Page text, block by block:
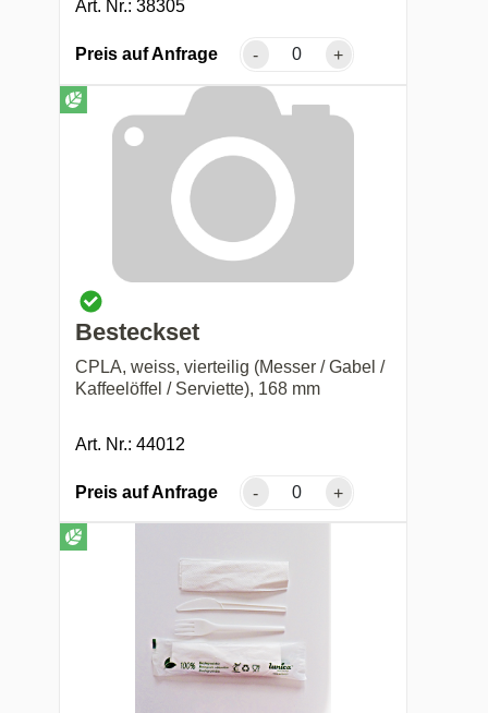
Art. Nr.: 38305
Preis auf Anfrage - +
Besteckset
CPLA, weiss, vierteilig (Messer / Gabel /
Kaffeelöffel / Serviette), 168 mm
Art. Nr.: 44012
Preis auf Anfrage - +